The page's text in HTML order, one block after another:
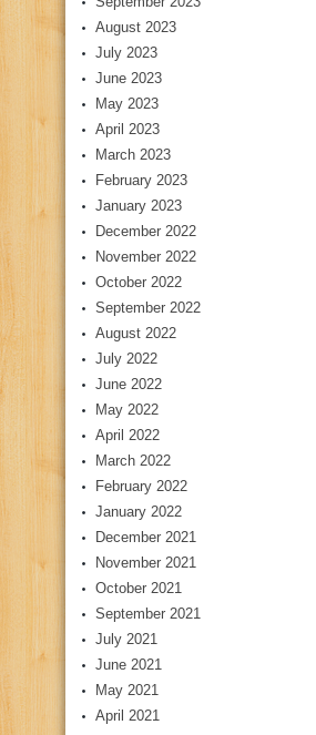
August 2023
July 2023
June 2023
May 2023
April 2023
March 2023
February 2023
January 2023
December 2022
November 2022
October 2022
September 2022
August 2022
July 2022
June 2022
May 2022
April 2022
March 2022
February 2022
January 2022
December 2021
November 2021
October 2021
September 2021
July 2021
June 2021
May 2021
April 2021